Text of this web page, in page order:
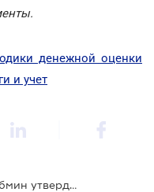
денежной оценки
и учет
Земельная оценка по-новому: Кабмин утвердил изменения в Методику НГО